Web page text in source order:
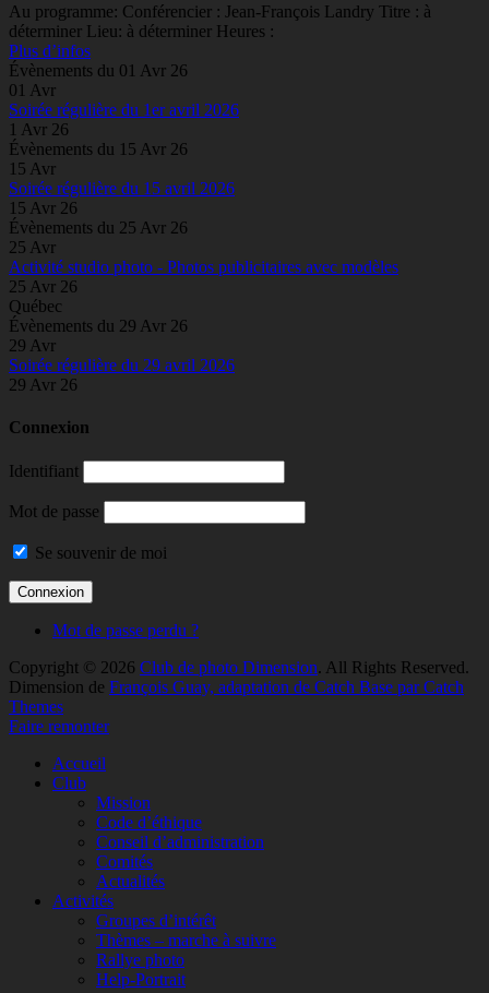
Au programme: Conférencier : Jean-François Landry Titre : à
déterminer Lieu: à déterminer Heures :
Plus d’infos
Évènements du 01 Avr 26
01 Avr
Soirée régulière du 1er avril 2026
1 Avr 26
Évènements du 15 Avr 26
15 Avr
Soirée régulière du 15 avril 2026
15 Avr 26
Évènements du 25 Avr 26
25 Avr
Activité studio photo - Photos publicitaires avec modèles
25 Avr 26
Québec
Évènements du 29 Avr 26
29 Avr
Soirée régulière du 29 avril 2026
29 Avr 26
Connexion
Identifiant
Mot de passe
Se souvenir de moi
Mot de passe perdu ?
Copyright © 2026 Club de photo Dimension. All Rights Reserved.
Dimension de François Guay, adaptation de Catch Base par Catch
Themes
Faire remonter
Accueil
Club
Mission
Code d’éthique
Conseil d’administration
Comités
Actualités
Activités
Groupes d’intérêt
Thèmes – marche à suivre
Rallye photo
Help-Portrait